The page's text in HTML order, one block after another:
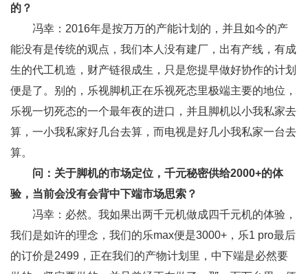
的？
冯幸：2016年是按万万的产能计划的，并且如今的产
能没有是传统的观点，我们本人没有建厂，出有产线，有成
生的代工机造，财产链很成生，只是您提早做好协作的计划
便是了。别的，乐视脚机正在乐视死态里极端主要的地位，
乐视一切死态的一个最年夜的进口，并且脚机以小我私家去
算，一小我私家好几台去算，而电视是好几小我私家一台去
算。
问：关于脚机的市场定位，千元秘密供给2000+的体
验，当前会没有会背中下端市场思索？
冯幸：必然。我如果出两千元机做成四千元机的体验，
我们是如许的理念，我们的乐max便是3000+，乐1 pro最后
的订价是2499，正在我们的产物计划里，中下端是必然要